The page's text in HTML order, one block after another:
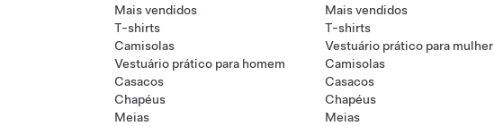
Mais vendidos
T-shirts
Camisolas
Vestuário prático para homem
Casacos
Chapéus
Meias
Mais vendidos
T-shirts
Vestuário prático para mulher
Camisolas
Casacos
Chapéus
Meias